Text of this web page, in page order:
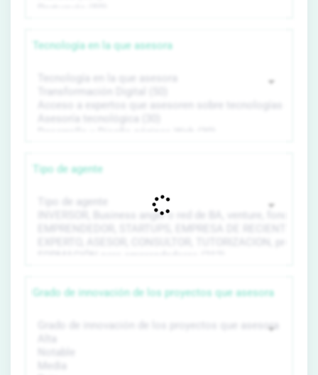
Tecnología en la que asesora
Tipo de agente
Grado de innovación de los proyectos que asesora